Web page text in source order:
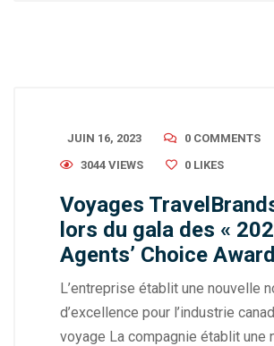
JUIN 16, 2023
0 COMMENTS
3044 VIEWS
0 LIKES
Voyages
lors du gala des «
Agents’ Choice
L’entreprise établit une nouvelle
d’excellence pour l’industrie
voyage La compagnie établit une